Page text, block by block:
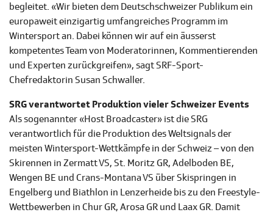
begleitet. «Wir bieten dem Deutschschweizer Publikum ein
europaweit einzigartig umfangreiches Programm im
Wintersport an. Dabei können wir auf ein äusserst
kompetentes Team von Moderatorinnen, Kommentierenden
und Experten zurückgreifen», sagt SRF-Sport-
Chefredaktorin Susan Schwaller.
SRG verantwortet Produktion vieler Schweizer Events
Als sogenannter «Host Broadcaster» ist die SRG
verantwortlich für die Produktion des Weltsignals der
meisten Wintersport-Wettkämpfe in der Schweiz – von den
Skirennen in Zermatt VS, St. Moritz GR, Adelboden BE,
Wengen BE und Crans-Montana VS über Skispringen in
Engelberg und Biathlon in Lenzerheide bis zu den Freestyle-
Wettbewerben in Chur GR, Arosa GR und Laax GR. Damit